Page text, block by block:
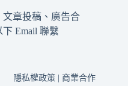
章投稿、廣告合
Email 聯繫
隱私權政策 |商業合作